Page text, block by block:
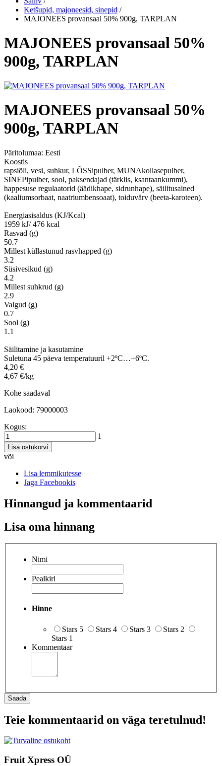
Ketšupid, majoneesid, sinepid /
MAJONEES provansaal 50% 900g, TARPLAN
MAJONEES provansaal 50%
900g, TARPLAN
MAJONEES provansaal 50%
900g, TARPLAN
Päritolumaa: Eesti
Koostis
rapsiõli, vesi, suhkur, LÕSSipulber, MUNAkollasepulber,
SINEPipulber, sool, paksendajad (tärklis, ksantaankummi),
happesuse regulaatorid (äädikhape, sidrunhape), säilitusained
(kaaliumsorbaat, naatriumbensoaat), toiduvärv (beeta-karoteen).
Energiasisaldus (KJ/Kcal)
1959 kJ/ 476 kcal
Rasvad (g)
50.7
Millest küllastunud rasvhapped (g)
3.2
Süsivesikud (g)
4.2
Millest suhkrud (g)
2.9
Valgud (g)
0.7
Sool (g)
1.1
Säilitamine ja kasutamine
Suletuna 45 päeva temperatuuril +2ºC…+6ºC.
4,20 €
4,67 €/kg
Kohe saadaval
Laokood: 79000003
Kogus:
1
Lisa ostukorvi
või
Lisa lemmikutesse
Jaga Facebookis
Hinnangud ja kommentaarid
Lisa oma hinnang
Nimi
Pealkiri
Hinne
Stars 5 Stars 4 Stars 3
Stars 2
Stars 1
Kommentaar
Saada
Teie kommentaarid on väga teretulnud!
Fruit Xpress OÜ